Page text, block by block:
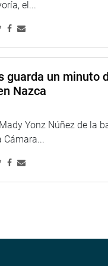
de Quiruvilca,
y la puesta en
importante
de Chuco.
el...
guarda un minuto
Nazca
Yonz Núñez de la
Cámara...